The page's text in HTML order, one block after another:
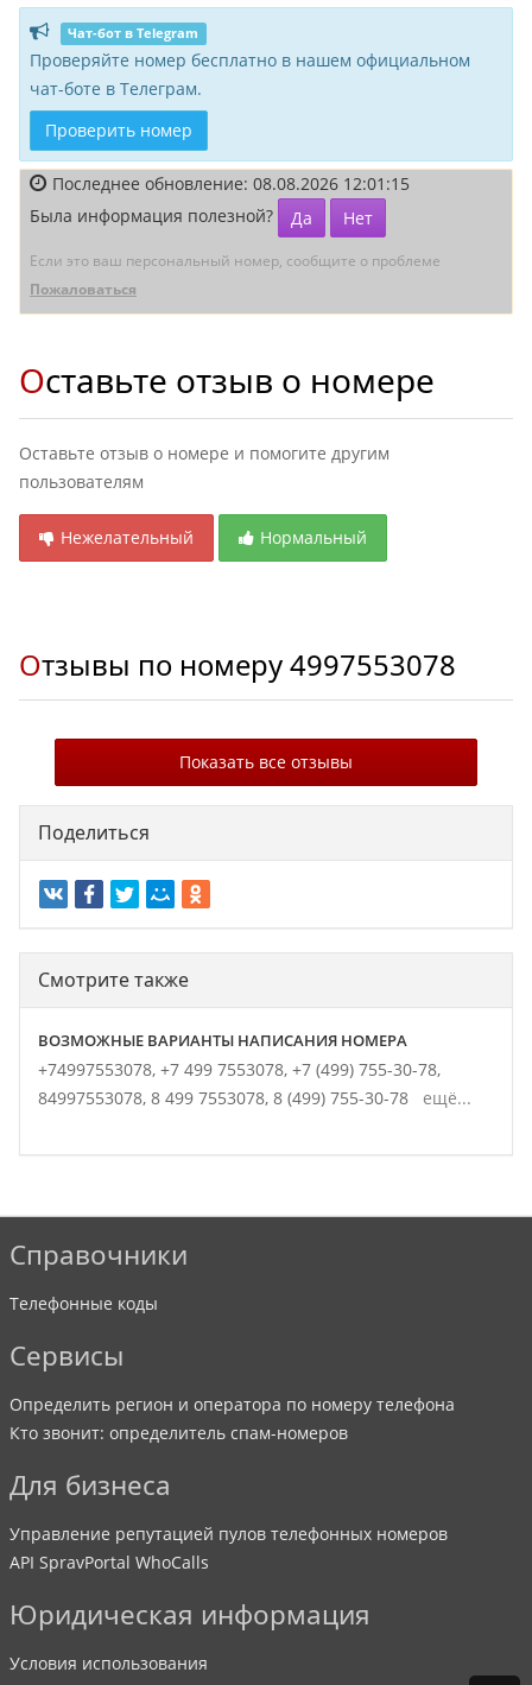
Чат-бот в Telegram
Проверяйте номер бесплатно в нашем официальном
чат-боте в Телеграм.
Проверить номер
Последнее обновление: 08.08.2026 12:01:15
Была информация полезной?
Да Нет
Если это ваш персональный номер, сообщите о проблеме
Пожаловаться
Оставьте отзыв о номере
Оставьте отзыв о номере и помогите другим
пользователям
Нежелательный Нормальный
Отзывы по номеру4997553078
Показать все отзывы
Поделиться
Смотрите также
ВОЗМОЖНЫЕ ВАРИАНТЫ НАПИСАНИЯ НОМЕРА
+74997553078, +7 499 7553078, +7 (499) 755-30-78,
84997553078, 8 499 7553078, 8 (499) 755-30-78 ещё...
Справочники
Телефонные коды
Сервисы
Определить регион и оператора по номеру телефона
Кто звонит: определитель спам-номеров
Для бизнеса
Управление репутацией пулов телефонных номеров
API SpravPortal WhoCalls
Юридическая информация
Условия использования